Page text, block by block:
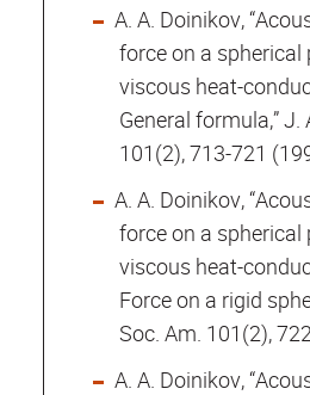
A. A. Doinikov,
force on a spherical
viscous heat-
General formula,”
101(2), 713-721
A. A. Doinikov,
force on a spherical
viscous heat-
Force on a rigid
Soc. Am. 101(2),
A. A. Doinikov,